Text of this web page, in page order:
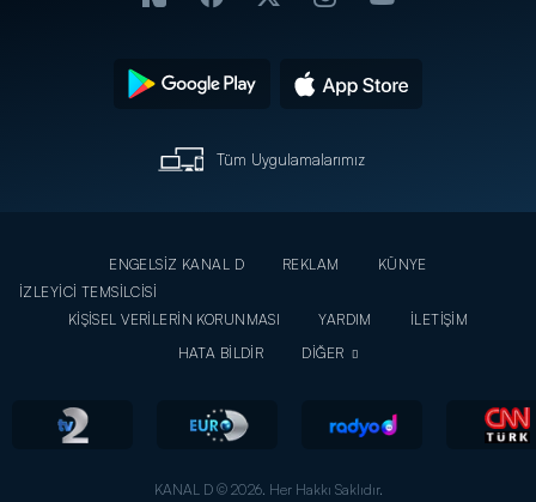
Tüm Uygulamalarımız
ENGELSİZ KANAL D REKLAM
KÜNYE
İZLEYİCİ TEMSİLCİSİ
KİŞİSEL VERİLERİN KORUNMASI
YARDIM
İLETİŞİM
HATA BİLDİR
DİĞER
KANAL D © 2026. Her Hakkı Saklıdır.